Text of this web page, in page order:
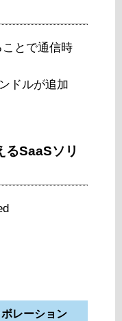
とで通信時
ドルが追加
るSaaSソリ
レーション